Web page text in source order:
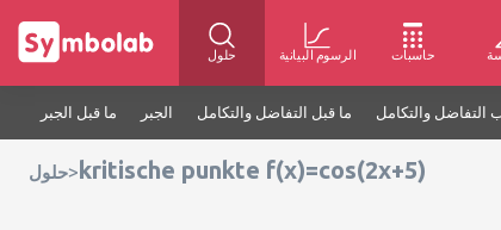
حلول الرسوم البيانية حاسبات
ما قبل الجبر الجبر ما قبل التفاضل والتكامل التفاضل والتكامل
حلول>kritische punkte f(x)=cos(2x+5)